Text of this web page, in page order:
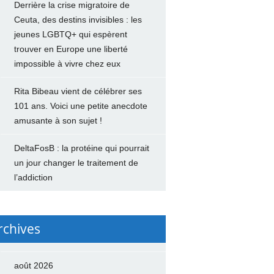
Derrière la crise migratoire de
Ceuta, des destins invisibles : les
jeunes LGBTQ+ qui espèrent
trouver en Europe une liberté
impossible à vivre chez eux
Rita Bibeau vient de célébrer ses
101 ans. Voici une petite anecdote
amusante à son sujet !
DeltaFosB : la protéine qui pourrait
un jour changer le traitement de
l’addiction
août 2026